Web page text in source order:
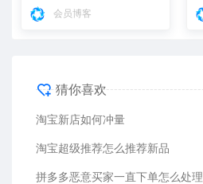
会员博客
猜你喜欢
淘宝新店如何冲量
淘宝超级推荐怎么推荐新品
拼多多恶意买家一直下单怎么处理